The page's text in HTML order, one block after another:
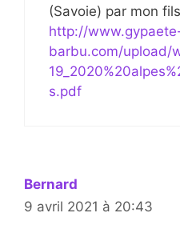
(Savoie) par mon
http://
barbu.com/upload/
s.pdf
Bernard
9 avril 2021 à 20:43